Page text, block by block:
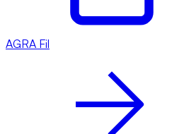
AGRA Fil